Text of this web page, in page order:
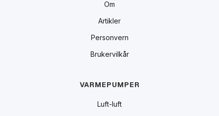
Om
Artikler
Personvern
Brukervilkår
VARMEPUMPER
Luft-luft